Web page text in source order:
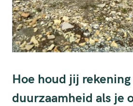
Hoe houd jij
duurzaamheid als je